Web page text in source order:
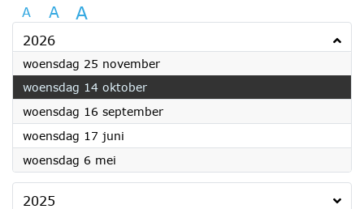
A A A
2026
woensdag 25 november2026
woensdag 14 oktober2026
woensdag 16 september2026
woensdag 17 juni
woensdag 6 mei
2025